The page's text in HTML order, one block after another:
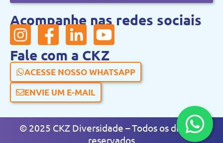
Acompanhe nas redes sociais
Fale com a CKZ
ACESSE NOSSO WHATSAPP
ENVIE UM E-MAIL
© 2025 CKZ Diversidade – Todos os direitos
reservados